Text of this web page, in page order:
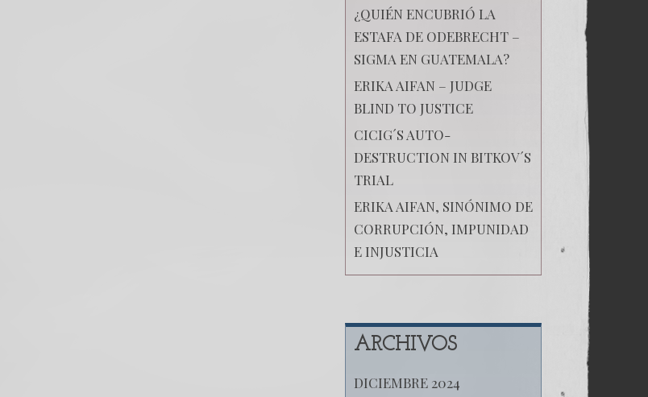
¿QUIÉN ENCUBRIÓ LA
ESTAFA DE ODEBRECHT –
SIGMA EN GUATEMALA?
ERIKA AIFAN – JUDGE
BLIND TO JUSTICE
CICIG´S AUTO-
DESTRUCTION IN BITKOV´S
TRIAL
ERIKA AIFAN, SINÓNIMO DE
CORRUPCIÓN, IMPUNIDAD
E INJUSTICIA
ARCHIVOS
DICIEMBRE 2024